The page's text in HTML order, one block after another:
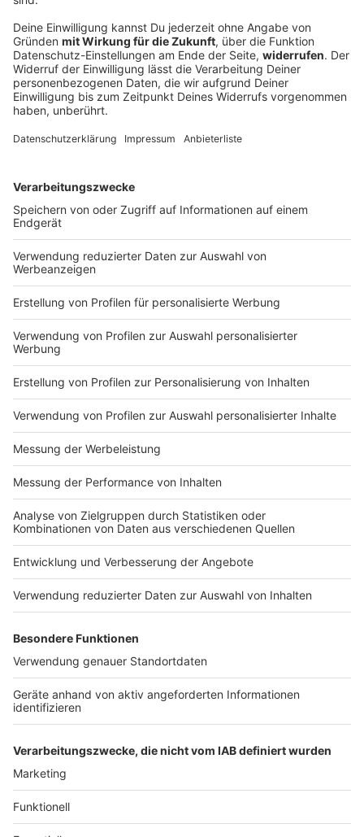
Der Sommer bleibt den Bayern erhalten
Hochsommerliche Temperaturen von bis zu 36 Grad
prägen das Wochenend-Wetter im Freistaat.
DEINE GEMERKTEN ARTIKEL
Du hast dir noch keine Artikel gemerkt
Markiere sie hierfür mit einem
Impressum
Nutzungsbedingungen
Jobs
Presse
Werben
Archiv
ANTENNE BAYERN GROUP
Stiftung ANTENNE BAYERN
hilft
Teilnahmebedingungen
Grounding Page ANTENNE
BAYERN
Kontakt
Studio-Hotline
Verkehrs-Hotline
Newsletter